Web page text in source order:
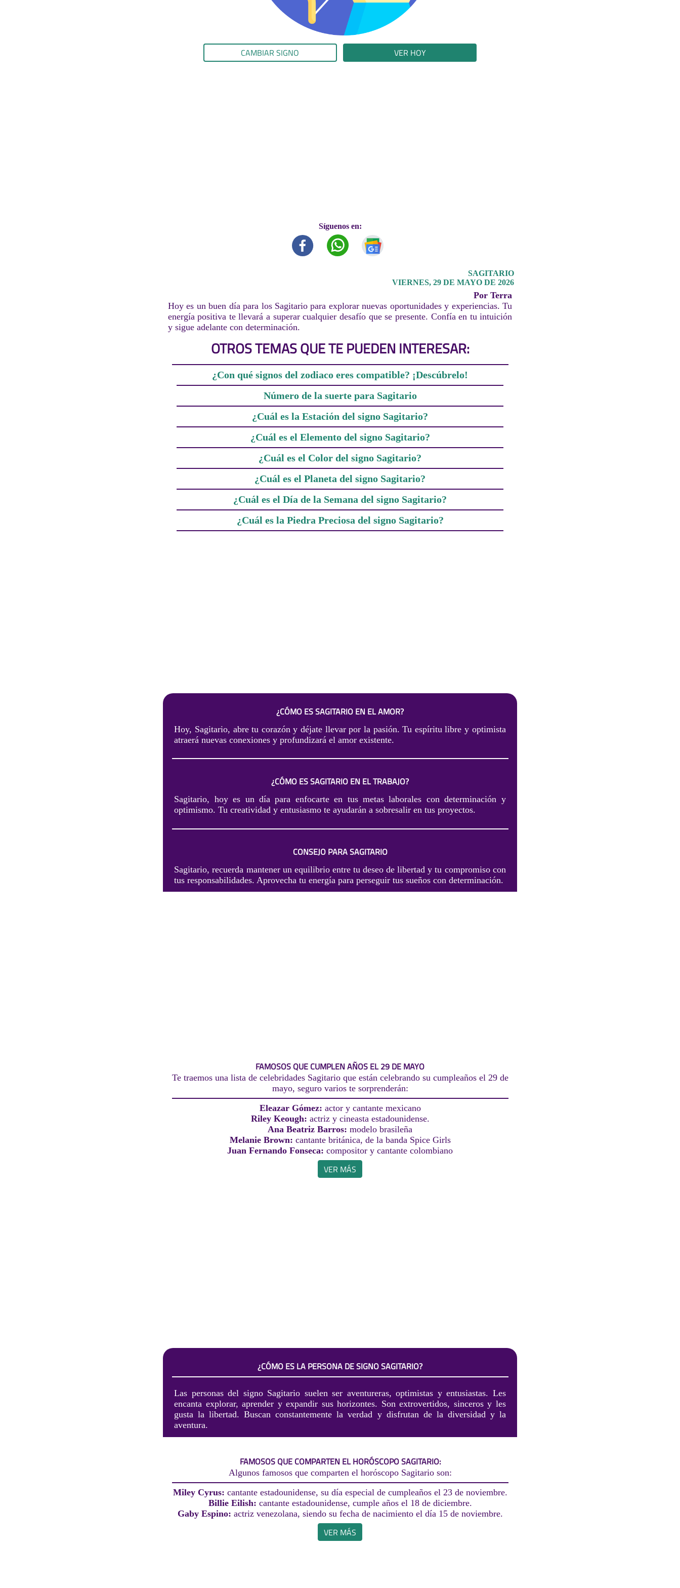
CAMBIAR SIGNO VER HOY
Síguenos en:
SAGITARIO
VIERNES, 29 DE MAYO DE 2026
Por Terra
Hoy es un buen día para los Sagitario para explorar nuevas oportunidades y experiencias. Tu
energía positiva te llevará a superar cualquier desafío que se presente. Confía en tu intuición
y sigue adelante con determinación.
OTROS TEMAS QUE TE PUEDEN INTERESAR:
¿Con qué signos del zodiaco eres compatible? ¡Descúbrelo!
Número de la suerte para Sagitario
¿Cuál es la Estación del signo Sagitario?
¿Cuál es el Elemento del signo Sagitario?
¿Cuál es el Color del signo Sagitario?
¿Cuál es el Planeta del signo Sagitario?
¿Cuál es el Día de la Semana del signo Sagitario?
¿Cuál es la Piedra Preciosa del signo Sagitario?
¿CÓMO ES SAGITARIO EN EL AMOR?
Hoy, Sagitario, abre tu corazón y déjate llevar por la pasión. Tu espíritu libre y optimista
atraerá nuevas conexiones y profundizará el amor existente.
¿CÓMO ES SAGITARIO EN EL TRABAJO?
Sagitario, hoy es un día para enfocarte en tus metas laborales con determinación y
optimismo. Tu creatividad y entusiasmo te ayudarán a sobresalir en tus proyectos.
CONSEJO PARA SAGITARIO
Sagitario, recuerda mantener un equilibrio entre tu deseo de libertad y tu compromiso con
tus responsabilidades. Aprovecha tu energía para perseguir tus sueños con determinación.
FAMOSOS QUE CUMPLEN AÑOS EL 29 DE MAYO
Te traemos una lista de celebridades Sagitario que están celebrando su cumpleaños el 29 de
mayo, seguro varios te sorprenderán:
Eleazar Gómez: actor y cantante mexicano
Riley Keough: actriz y cineasta estadounidense.
Ana Beatriz Barros: modelo brasileña
Melanie Brown: cantante británica, de la banda Spice Girls
Juan Fernando Fonseca: compositor y cantante colombiano
VER MÁS
¿CÓMO ES LA PERSONA DE SIGNO SAGITARIO?
Las personas del signo Sagitario suelen ser aventureras, optimistas y entusiastas. Les
encanta explorar, aprender y expandir sus horizontes. Son extrovertidos, sinceros y les
gusta la libertad. Buscan constantemente la verdad y disfrutan de la diversidad y la
aventura.
FAMOSOS QUE COMPARTEN EL HORÓSCOPO SAGITARIO:
Algunos famosos que comparten el horóscopo Sagitario son:
Miley Cyrus: cantante estadounidense, su día especial de cumpleaños el 23 de noviembre.
Billie Eilish: cantante estadounidense, cumple años el 18 de diciembre.
Gaby Espino: actriz venezolana, siendo su fecha de nacimiento el día 15 de noviembre.
VER MÁS